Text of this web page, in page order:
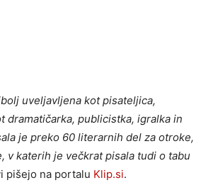
uveljavljena kot pisateljica,
dramatičarka, publicistka, igralka in
je preko 60 literarnih del za otroke,
v katerih je večkrat pisala tudi o tabu
pišejo na portalu Klip.si.